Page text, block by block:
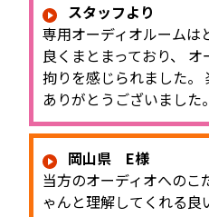
スタッフより
専用オーディオルームは
良くまとまっており、 オ
拘りを感じられました。
ありがとうございました。
岡山県 E様
当方のオーディオへのこ
ゃんと理解してくれる良